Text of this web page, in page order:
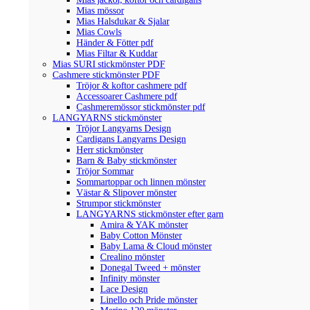
Mias mössor
Mias Halsdukar & Sjalar
Mias Cowls
Händer & Fötter pdf
Mias Filtar & Kuddar
Mias SURI stickmönster PDF
Cashmere stickmönster PDF
Tröjor & koftor cashmere pdf
Accessoarer Cashmere pdf
Cashmeremössor stickmönster pdf
LANGYARNS stickmönster
Tröjor Langyarns Design
Cardigans Langyarns Design
Herr stickmönster
Barn & Baby stickmönster
Tröjor Sommar
Sommartoppar och linnen mönster
Västar & Slipover mönster
Strumpor stickmönster
LANGYARNS stickmönster efter garn
Amira & YAK mönster
Baby Cotton Mönster
Baby Lama & Cloud mönster
Crealino mönster
Donegal Tweed + mönster
Infinity mönster
Lace Design
Linello och Pride mönster